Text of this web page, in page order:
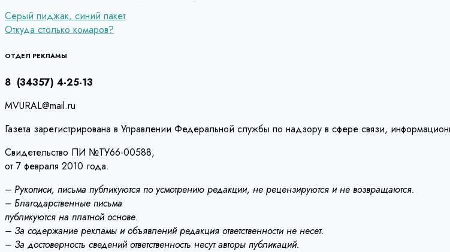
Навигация
по
записям
Серый пиджак, синий пакет
Откуда столько комаров?
ОТДЕЛ РЕКЛАМЫ
8 (34357) 4-25-13
MVURAL@mail.ru
Газета зарегистрирована в Управлении Федеральной службы по надзору в сфере связи,
Свидетельство ПИ №ТУ66-00588,
от 7 февраля 2010 года.
– Рукописи, письма публикуются по усмотрению редакции, не рецензируются и не возвращаются.
– Благодарственные письма
публикуются на платной основе.
– За содержание рекламы и объявлений редакция ответственности не несет.
– За достоверность сведений ответственность несут авторы публикаций.